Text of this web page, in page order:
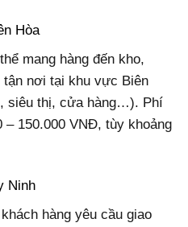
Hòa
mang hàng đến kho,
tận nơi tại khu vực Biên
siêu thị, cửa hàng…). Phí
– 150.000 VNĐ, tùy khoảng
Ninh
hàng yêu cầu giao